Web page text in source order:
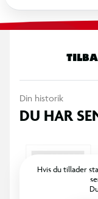
Din historik
DU HAR
Hvis du tillader